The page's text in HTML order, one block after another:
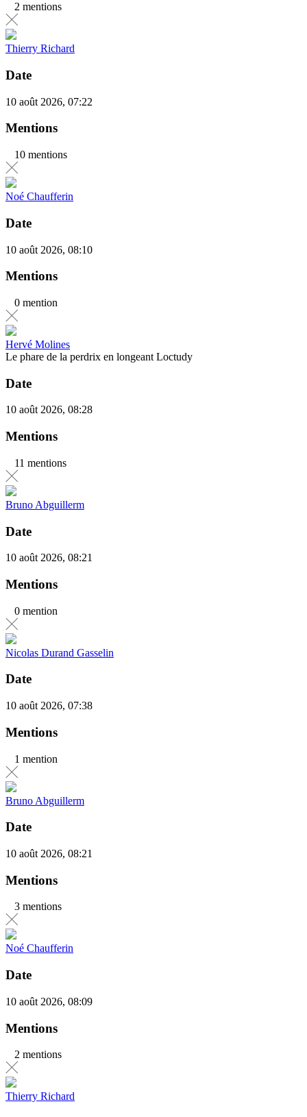
2 mentions
Thierry Richard
Date
10 août 2026, 07:22
Mentions
10 mentions
Noé Chaufferin
Date
10 août 2026, 08:10
Mentions
0 mention
Hervé Molines
Le phare de la perdrix en longeant Loctudy
Date
10 août 2026, 08:28
Mentions
11 mentions
Bruno Abguillerm
Date
10 août 2026, 08:21
Mentions
0 mention
Nicolas Durand Gasselin
Date
10 août 2026, 07:38
Mentions
1 mention
Bruno Abguillerm
Date
10 août 2026, 08:21
Mentions
3 mentions
Noé Chaufferin
Date
10 août 2026, 08:09
Mentions
2 mentions
Thierry Richard